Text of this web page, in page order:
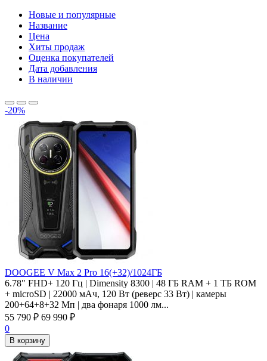
Новые и популярные
Название
Цена
Хиты продаж
Оценка покупателей
Дата добавления
В наличии
-20%
DOOGEE V Max 2 Pro 16(+32)/1024ГБ
6.78" FHD+ 120 Гц | Dimensity 8300 | 48 ГБ RAM + 1 ТБ ROM
+ microSD | 22000 мАч, 120 Вт (реверс 33 Вт) | камеры
200+64+8+32 Мп | два фонаря 1000 лм...
55 790 ₽ 69 990 ₽
0
В корзину